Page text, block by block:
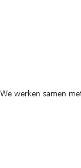
We werken samen